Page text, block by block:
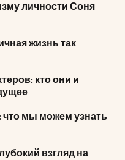
личности Соня
жизнь так
кто они и
что мы можем узнать
взгляд на